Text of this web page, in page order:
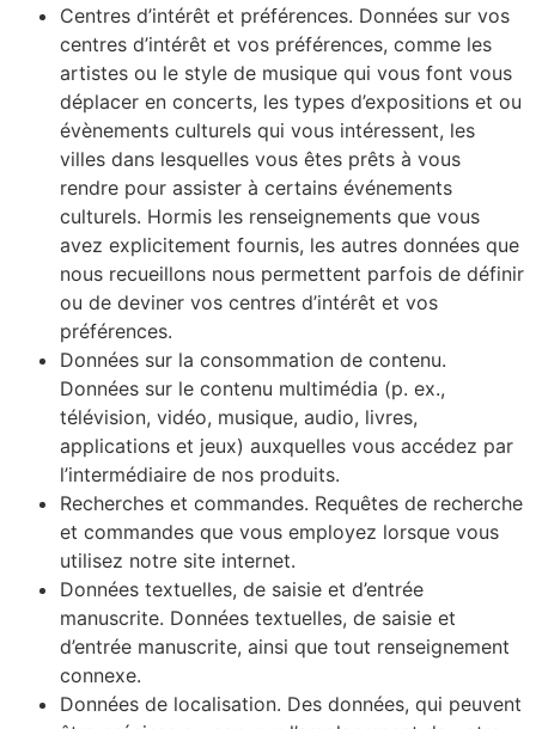
Centres d’intérêt et préférences. Données sur vos
centres d’intérêt et vos préférences, comme les
artistes ou le style de musique qui vous font vous
déplacer en concerts, les types d’expositions et ou
évènements culturels qui vous intéressent, les
villes dans lesquelles vous êtes prêts à vous
rendre pour assister à certains événements
culturels. Hormis les renseignements que vous
avez explicitement fournis, les autres données que
nous recueillons nous permettent parfois de définir
ou de deviner vos centres d’intérêt et vos
préférences.
Données sur la consommation de contenu.
Données sur le contenu multimédia (p. ex.,
télévision, vidéo, musique, audio, livres,
applications et jeux) auxquelles vous accédez par
l’intermédiaire de nos produits.
Recherches et commandes. Requêtes de recherche
et commandes que vous employez lorsque vous
utilisez notre site internet.
Données textuelles, de saisie et d’entrée
manuscrite. Données textuelles, de saisie et
d’entrée manuscrite, ainsi que tout renseignement
connexe.
Données de localisation. Des données, qui peuvent